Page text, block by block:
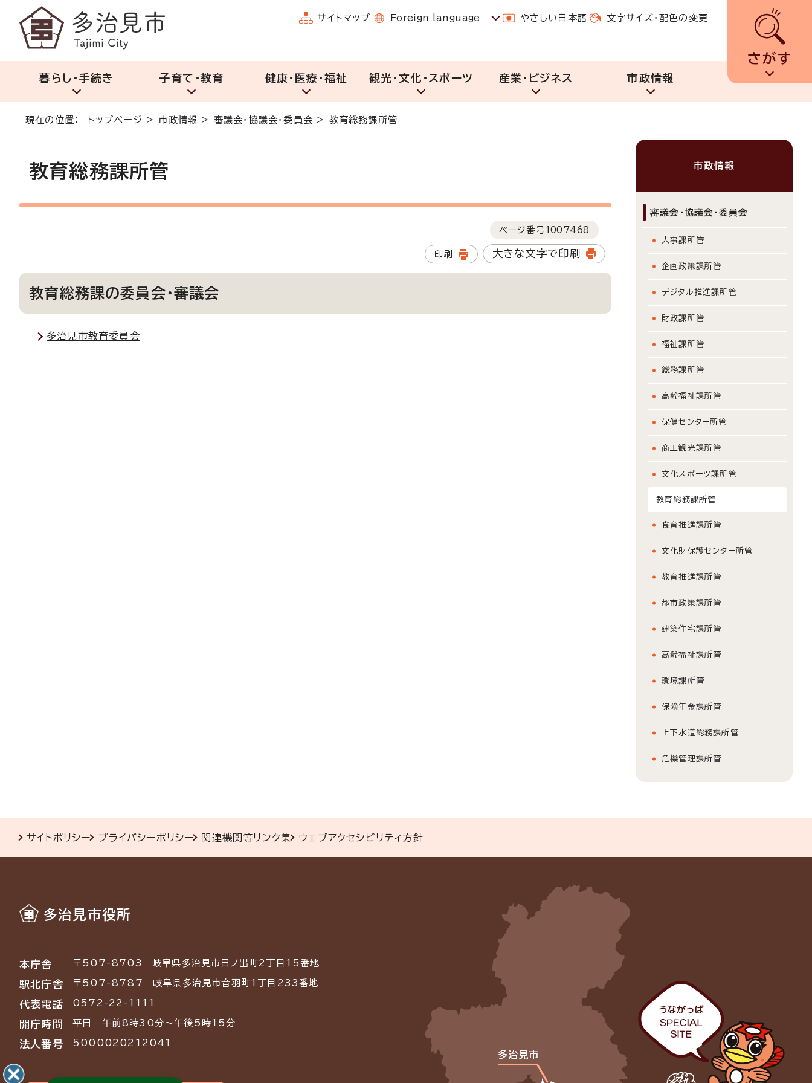
サイトマップ Foreign language やさしい日本語 文字サイズ・配色の変更
さがす
暮らし・手続き 子育て・教育 健康・医療・福祉 観光・文化・スポーツ 産業・ビジネス 市政情報
現在の位置： トップページ >市政情報 > 審議会・協議会・委員会 > 教育総務課所管
教育総務課所管
ページ番号1007468
印刷 大きな文字で印刷
教育総務課の委員会・審議会
多治見市教育委員会
市政情報
審議会・協議会・委員会
人事課所管
企画政策課所管
デジタル推進課所管
財政課所管
福祉課所管
総務課所管
高齢福祉課所管
保健センター所管
商工観光課所管
文化スポーツ課所管
教育総務課所管
食育推進課所管
文化財保護センター所管
教育推進課所管
都市政策課所管
建築住宅課所管
高齢福祉課所管
環境課所管
保険年金課所管
上下水道総務課所管
危機管理課所管
サイトポリシー プライバシーポリシー 関連機関等リンク集 ウェブアクセシビリティ方針
多治見市役所
本庁舎 〒507-8703 岐阜県多治見市日ノ出町2丁目15番地
駅北庁舎 〒507-8787 岐阜県多治見市音羽町1丁目233番地
代表電話 0572-22-1111
開庁時間 平日 午前8時30分～午後5時15分
法人番号 5000020212041